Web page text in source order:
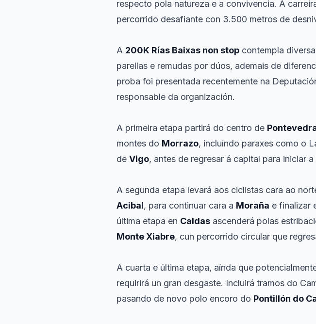
respecto pola natureza e a convivencia. A
percorrido desafiante con 3.500 metros de
A 200K Rías Baixas non stop contempla
parellas e remudas por dúos, ademais de
proba foi presentada recentemente na
responsable da organización.
A primeira etapa partirá do centro de
montes do Morrazo, incluíndo paraxes como o
de Vigo, antes de regresar á capital para iniciar
A segunda etapa levará aos ciclistas cara ao
Acibal, para continuar cara a Moraña e finalizar
última etapa en Caldas ascenderá polas
Monte Xiabre, cun percorrido circular que
A cuarta e última etapa, aínda que
requirirá un gran desgaste. Incluirá tramos do
pasando de novo polo encoro do Pontillón do